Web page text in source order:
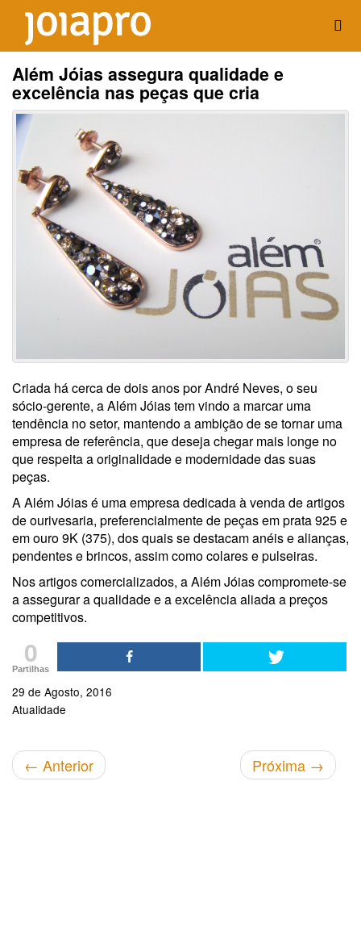
Além Jóias assegura qualidade e
excelência nas peças que cria
Criada há cerca de dois anos por André Neves, o seu
sócio-gerente, a Além Jóias tem vindo a marcar uma
tendência no setor, mantendo a ambição de se tornar uma
empresa de referência, que deseja chegar mais longe no
que respeita a originalidade e modernidade das suas
peças.
A Além Jóias é uma empresa dedicada à venda de artigos
de ourivesaria, preferencialmente de peças em prata 925 e
em ouro 9K (375), dos quais se destacam anéis e alianças,
pendentes e brincos, assim como colares e pulseiras.
Nos artigos comercializados, a Além Jóias compromete-se
a assegurar a qualidade e a excelência aliada a preços
competitivos.
0
Partilhas
29 de Agosto, 2016
Atualidade
← Anterior Próxima →